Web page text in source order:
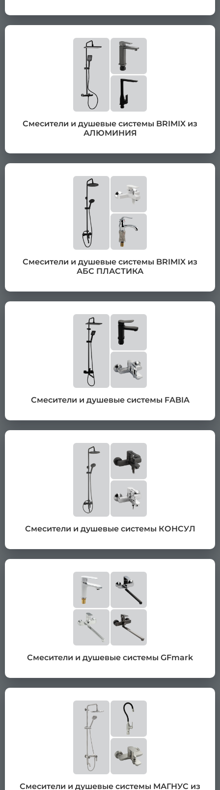
Смесители и душевые системы BRIMIX из
АЛЮМИНИЯ
Смесители и душевые системы BRIMIX из
АБС ПЛАСТИКА
Смесители и душевые системы FABIA
Смесители и душевые системы КОНСУЛ
Смесители и душевые системы GFmark
Смесители и душевые системы МАГНУС из